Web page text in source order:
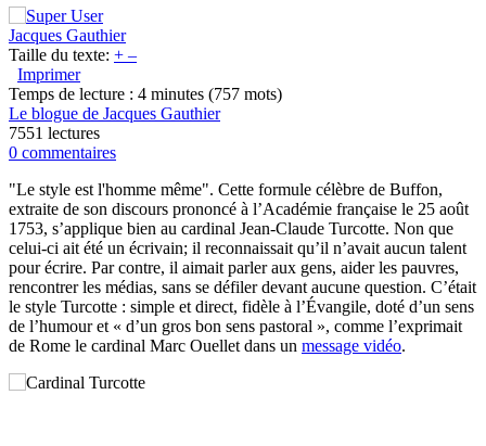
Jacques Gauthier
Taille du texte: + –
Imprimer
Temps de lecture : 4 minutes (757 mots)
Le blogue de Jacques Gauthier
7551 lectures
0 commentaires
"Le style est l'homme même". Cette formule célèbre de Buffon,
extraite de son discours prononcé à l’Académie française le 25 août
1753, s’applique bien au cardinal Jean-Claude Turcotte. Non que
celui-ci ait été un écrivain; il reconnaissait qu’il n’avait aucun talent
pour écrire. Par contre, il aimait parler aux gens, aider les pauvres,
rencontrer les médias, sans se défiler devant aucune question. C’était
le style Turcotte : simple et direct, fidèle à l’Évangile, doté d’un sens
de l’humour et « d’un gros bon sens pastoral », comme l’exprimait
de Rome le cardinal Marc Ouellet dans un message vidéo.